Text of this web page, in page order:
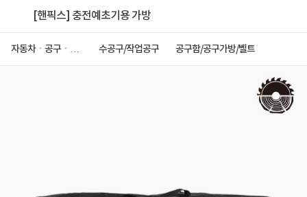
[핸픽스] 충전예초기용 가방
자동차ㆍ공구ㆍ안
수공구/작업공구 공구함/공구가방/벨트